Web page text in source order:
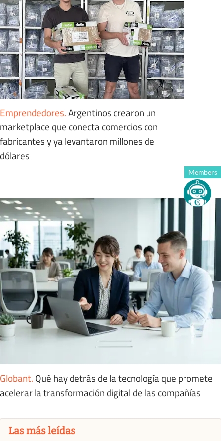
Emprendedores.Argentinos crearon un
marketplace que conecta comercios con
fabricantes y ya levantaron millones de
dólares
Members
Globant. Qué hay detrás de la tecnología que promete
acelerar la transformación digital de las compañías
Las más leídas